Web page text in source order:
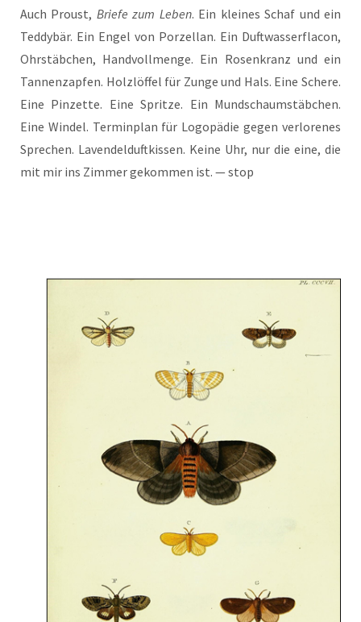
Auch Proust, Brie­fe zum Leben. Ein klei­nes Schaf und ein
Ted­dy­bär. Ein Engel von Por­zel­lan. Ein Duft­was­ser­fla­con,
Ohr­stäb­chen, Hand­voll­men­ge. Ein Rosen­kranz und ein
Tan­nen­zap­fen. Holz­löf­fel für Zun­ge und Hals. Eine Sche­re.
Eine Pin­zet­te. Eine Sprit­ze. Ein Mund­schaum­stäb­chen.
Eine Win­del. Ter­min­plan für Logo­pä­die gegen ver­lo­re­nes
Spre­chen. Laven­del­duft­kis­sen. Kei­ne Uhr, nur die eine, die
mit mir ins Zim­mer gekom­men ist. — stop